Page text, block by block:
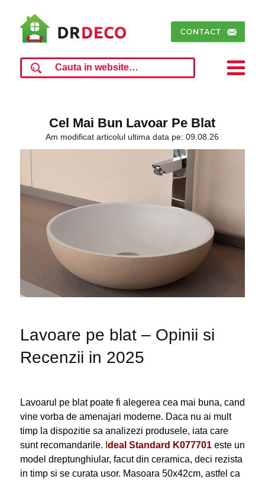
Cel Mai Bun Lavoar Pe Blat
Am modificat articolul ultima data pe: 09.08.26
Lavoare pe blat – Opinii si
Recenzii in 2025
Lavoarul pe blat poate fi alegerea cea mai buna, cand
vine vorba de amenajari moderne. Daca nu ai mult
timp la dispozitie sa analizezi produsele, iata care
sunt recomandarile. deal Standard K077701este un
model dreptunghiular, facut din ceramica, deci rezista
in timp si se curata usor. Masoara 50x42cm, astfel ca